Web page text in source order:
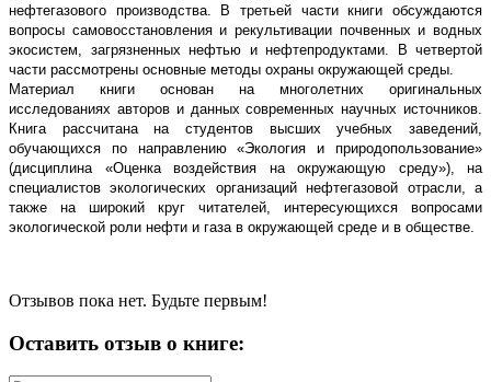
нефтегазового производства. В третьей части книги обсуждаются
вопросы самовосстановления и рекультивации почвенных и водных
экосистем, загрязненных нефтью и нефтепродуктами. В четвертой
части рассмотрены основные методы охраны окружающей среды.
Материал книги основан на многолетних оригинальных
исследованиях авторов и данных современных научных источников.
Книга рассчитана на студентов высших учебных заведений,
обучающихся по направлению «Экология и природопользование»
(дисциплина «Оценка воздействия на окружающую среду»), на
специалистов экологических организаций нефтегазовой отрасли, а
также на широкий круг читателей, интересующихся вопросами
экологической роли нефти и газа в окружающей среде и в обществе.
Отзывов пока нет. Будьте первым!
Оставить отзыв о книге: